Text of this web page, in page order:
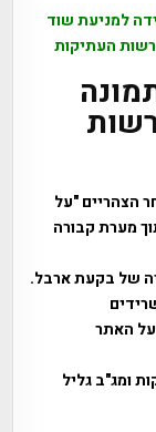
למניעת שוד
העתיקות
הצהריים "על
מערת קבורה
של בקעת ארבל.
על האתר
ומג"ב גליל